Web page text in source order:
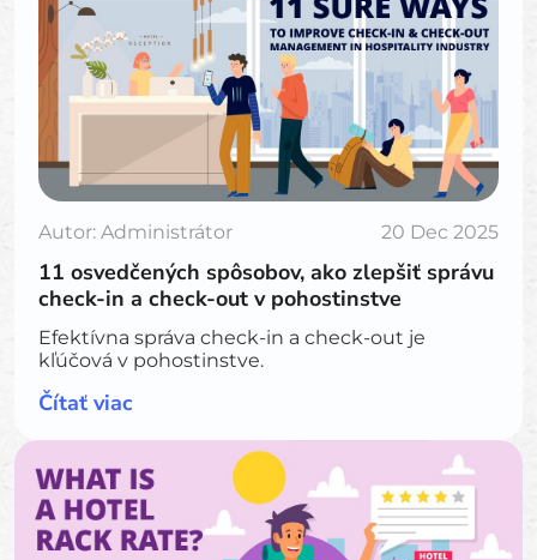
Autor: Administrátor 20 Dec 2025
11 osvedčených spôsobov, ako zlepšiť správu
check-in a check-out v pohostinstve
Efektívna správa check-in a check-out je
kľúčová v pohostinstve.
Čítať viac